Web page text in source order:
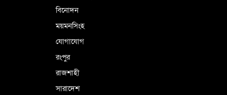
বিনোদন
ময়মনসিংহ
যোগাযোগ
রংপুর
রাজশাহী
সারাদেশ